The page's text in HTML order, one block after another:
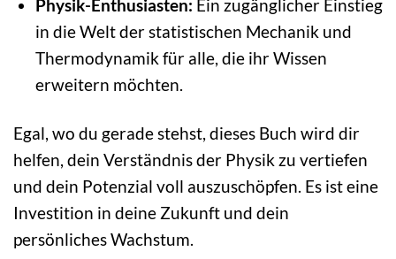
Physik-Enthusiasten: Ein zugänglicher Einstieg
in die Welt der statistischen Mechanik und
Thermodynamik für alle, die ihr Wissen
erweitern möchten.
Egal, wo du gerade stehst, dieses Buch wird dir
helfen, dein Verständnis der Physik zu vertiefen
und dein Potenzial voll auszuschöpfen. Es ist eine
Investition in deine Zukunft und dein
persönliches Wachstum.